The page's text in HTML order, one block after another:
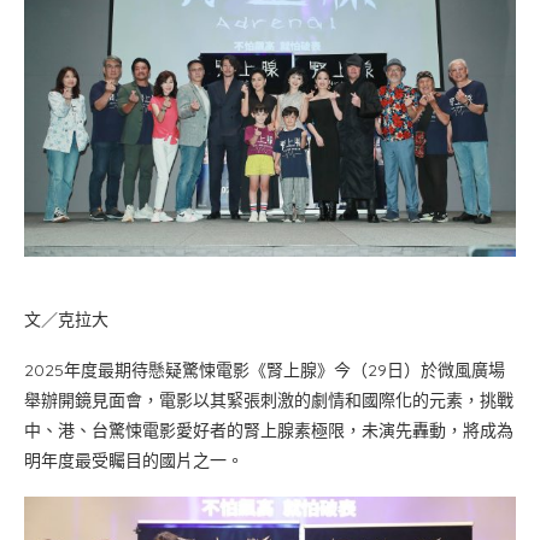
文／克拉大
2025年度最期待懸疑驚悚電影《腎上腺》今（29日）於微風廣場
舉辦開鏡見面會，電影以其緊張刺激的劇情和國際化的元素，挑戰
中、港、台驚悚電影愛好者的腎上腺素極限，未演先轟動，將成為
明年度最受矚目的國片之一。